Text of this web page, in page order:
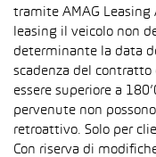
tramite AMAG Leasing
leasing il veicolo non
determinante la data
scadenza del
essere superiore a
pervenute non
retroattivo. Solo per
Con riserva di